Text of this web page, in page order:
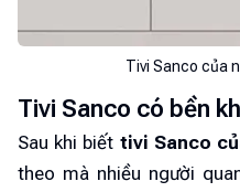
Tivi Sanco của
Tivi Sanco có bền
Sau khi biết tivi Sanco
theo mà nhiều người